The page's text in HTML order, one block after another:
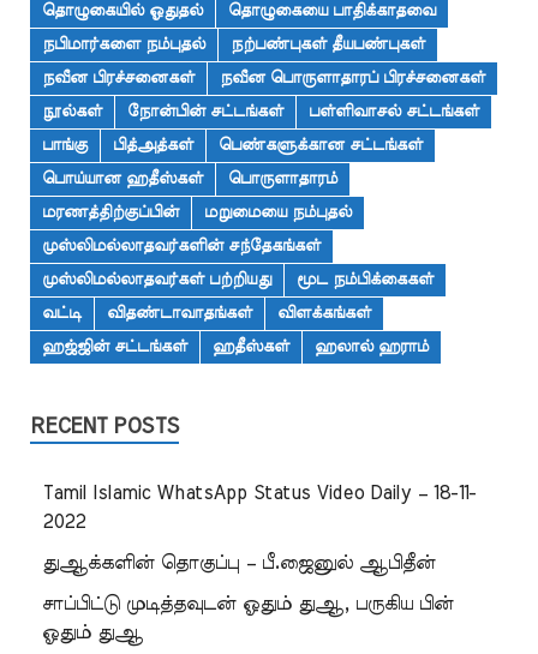
தொழுகையில் ஓதுதல்
தொழுகையை பாதிக்காதவை
நபிமார்களை நம்புதல்
நற்பண்புகள் தீயபண்புகள்
நவீன பிரச்சனைகள்
நவீன பொருளாதாரப் பிரச்சனைகள்
நூல்கள்
நோன்பின் சட்டங்கள்
பள்ளிவாசல் சட்டங்கள்
பாங்கு
பித்அத்கள்
பெண்களுக்கான சட்டங்கள்
பொய்யான ஹதீஸ்கள்
பொருளாதாரம்
மரணத்திற்குப்பின்
மறுமையை நம்புதல்
முஸ்லிமல்லாதவர்களின் சந்தேகங்கள்
முஸ்லிமல்லாதவர்கள் பற்றியது
மூட நம்பிக்கைகள்
வட்டி
விதண்டாவாதங்கள்
விளக்கங்கள்
ஹஜ்ஜின் சட்டங்கள்
ஹதீஸ்கள் ஹலால் ஹராம்
RECENT POSTS
Tamil Islamic WhatsApp Status Video Daily – 18-11-
2022
துஆக்களின் தொகுப்பு – பீ.ஜைனுல் ஆபிதீன்
சாப்பிட்டு முடித்தவுடன் ஓதும் துஆ, பருகிய பின்
ஓதும் துஆ